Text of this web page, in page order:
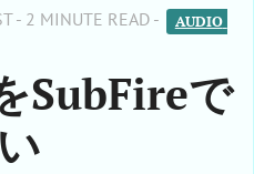
- 2 MINUTE READ -
AUDIO
SubFireで